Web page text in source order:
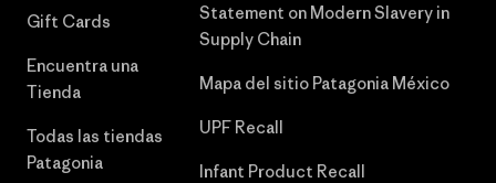
Gift Cards
Encuentra una
Tienda
Todas las tiendas
Patagonia
Statement on Modern Slavery in
Supply Chain
Mapa del sitio Patagonia México
UPF Recall
Infant Product Recall